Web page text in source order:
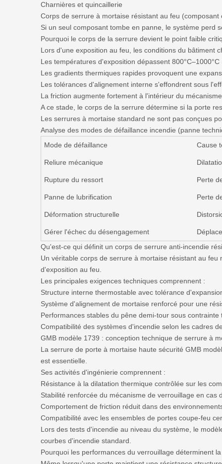
Charnières et quincaillerie
Corps de serrure à mortaise résistant au feu (composant
Si un seul composant tombe en panne, le système perd
Pourquoi le corps de la serrure devient le point faible
Lors d'une exposition au feu, les conditions du bâtiment
Les températures d'exposition dépassent
Les gradients thermiques rapides provoquent une
Les tolérances d'alignement interne s'effondrent sous
La friction augmente fortement à l'intérieur du
A ce stade, le corps de la serrure détermine si la porte
Les serrures à mortaise standard ne sont pas conçues
Analyse des modes de défaillance incendie (panne
Mode de défaillance
Cause
Reliure mécanique
Rupture du ressort Perte
Panne de lubrification Perte
Déformation structurelle
Gérer l'échec du désengagement
Qu'est-ce qui définit un corps de serrure anti-incendie
Un véritable corps de serrure à mortaise résistant au
d'exposition au feu.
Les principales exigences techniques comprennent :
Structure interne thermostable avec tolérance
Système d'alignement de mortaise renforcé pour une
Performances stables du pêne demi-tour sous
Compatibilité des systèmes d'incendie selon les cadres
GMB modèle 1739 : conception technique de serrure à
La serrure de porte à mortaise haute sécurité GMB
est essentielle.
Ses activités d'ingénierie comprennent :
Résistance à la dilatation thermique contrôlée sur les
Stabilité renforcée du mécanisme de verrouillage en cas
Comportement de friction réduit dans des
Compatibilité avec les ensembles de portes coupe-feu
Lors des tests d'incendie au niveau du système, le
courbes d'incendie standard.
Pourquoi les performances du verrouillage déterminent